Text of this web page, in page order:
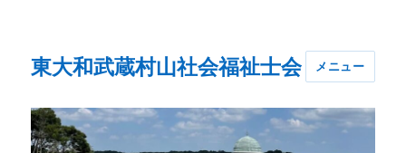
東大和武蔵村山社会福祉士会 メニュー